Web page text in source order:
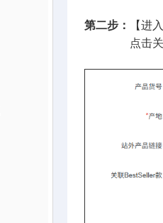
第二步：
【进
点击关联